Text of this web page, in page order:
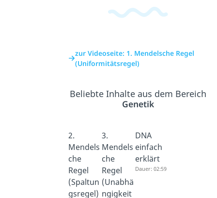
zur Videoseite: 1. Mendelsche Regel
(Uniformitätsregel)
Beliebte Inhalte aus dem Bereich
Genetik
2.
Mendels
che
Regel
(Spaltun
gsregel)
3.
Mendels
che
Regel
(Unabhä
ngigkeit
DNA
einfach
erklärt
Dauer: 02:59